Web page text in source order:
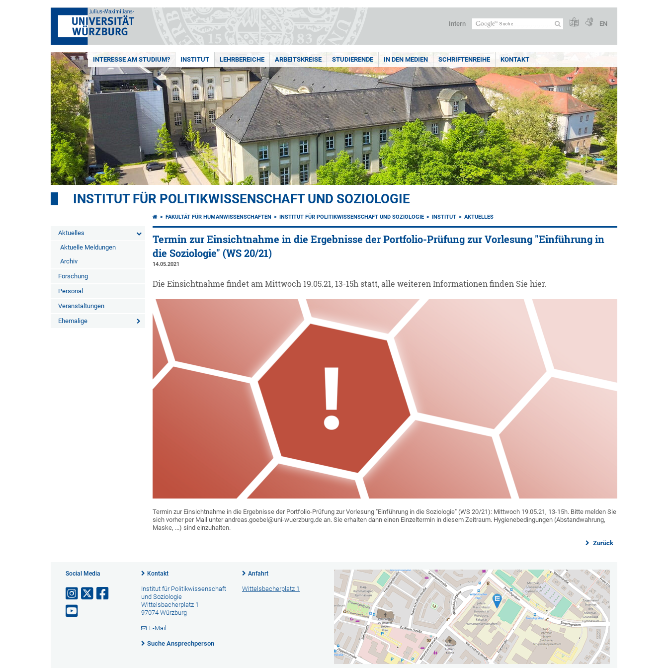
Intern EN
INTERESSE AM STUDIUM? INSTITUT LEHRBEREICHE ARBEITSKREISE STUDIERENDE IN DEN MEDIEN SCHRIFTENREIHE KONTAKT
INSTITUT FÜR POLITIKWISSENSCHAFT UND SOZIOLOGIE
Aktuelles
Aktuelle Meldungen
Archiv
Forschung
Personal
Veranstaltungen
Ehemalige
FAKULTÄT FÜR HUMANWISSENSCHAFTEN INSTITUT FÜR POLITIKWISSENSCHAFT UND SOZIOLOGIE INSTITUT AKTUELLES
Termin zur Einsichtnahme in die Ergebnisse der Portfolio-Prüfung zur Vorlesung "Einführung in
die Soziologie" (WS 20/21)
14.05.2021
Die Einsichtnahme findet am Mittwoch 19.05.21, 13-15h statt, alle weiteren Informationen finden Sie hier.
Termin zur Einsichtnahme in die Ergebnisse der Portfolio-Prüfung zur Vorlesung "Einführung in die Soziologie" (WS 20/21): Mittwoch 19.05.21, 13-15h. Bitte melden Sie
sich vorher per Mail unter andreas.goebel@uni-wuerzburg.de an. Sie erhalten dann einen Einzeltermin in diesem Zeitraum. Hygienebedingungen (Abstandwahrung,
Maske, ...) sind einzuhalten.
Zurück
Social Media Kontakt
Institut für Politikwissenschaft
und Soziologie
Wittelsbacherplatz 1
97074 Würzburg
E-Mail
Suche Ansprechperson
Anfahrt
Wittelsbacherplatz 1